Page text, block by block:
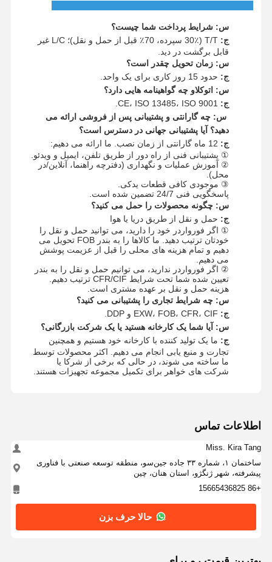
س: شرایط پرداخت شما چیست؟
ج:
T/T (30٪ سپرده، 70٪ قبل از حمل و نقل)؛ L/C غیر
قابل برگشت در دید.
س: زمان تحویل چقدر است؟
ج: حدود 15 روز کاری برای یک واحد.
س: اتوکلاو چه گواهینامه هایی دارد؟
ج: CE، ISO 13485، ISO 9001.
س: چه گارانتی و پشتیبانی پس از فروشی ارائه می
دهید؟ آیا پشتیبانی جهانی در دسترس است؟
ج:
① پشتیبانی فنی از راه دور از طریق تلفن، ایمیل و ویدئو.
② آموزش عملیات و نگهداری (دفترچه راهنما، آنلاین/در
محل).
③ موجودی کافی قطعات یدکی.
پاسخگویی فنی 24/7 تضمین شده است.
س: چگونه محصولات را حمل می کنید؟
ج: حمل و نقل از طریق دریا یا هوا
① اگر فورواردر خود را دارید، می توانید حمل و نقل را
خودتان ترتیب دهید. ما کالاها را به بندر FOB تحویل می
دهیم و تمام هزینه های محلی را قبل از عزیمت پوشش
می دهیم.
② اگر فورواردر ندارید، می توانیم حمل و نقل را به بندر
تعیین شده شما تحت شرایط CFR/CIF ترتیب دهیم.
هزینه حمل و نقل بر عهده مشتری است.
س: چه شرایط تجاری را پشتیبانی می کنید؟
ج:
س: آیا شما یک کارخانه هستید یا یک شرکت بازرگانی؟
ج: ما یک تولید کننده با کارخانه خود هستیم و همچنین
تجارت و منبع یابی انجام می دهیم. اکثر محصولات توسط
ما ساخته می شوند، در حالی که برخی از شرکا یا
شرکت های خواهر برای تکمیل مجموعه تجهیزات هستند.
اطلاعات تماس
Miss. Kira Tang
ساختمان ۱، شماره ۳۳ جاده جین‌سو، منطقه توسعه صنعتی با فناوری
پیشرفته، شهر ژنگژو، استان هنان، چین
+86 15665436825
حالا حرف بزن